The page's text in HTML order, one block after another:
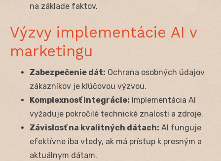
na základe faktov.
Výzvy implementácie AI v
marketingu
Zabezpečenie dát: Ochrana osobných údajov
zákazníkov je kľúčovou výzvou.
Komplexnosť integrácie: Implementácia AI
vyžaduje pokročilé technické znalosti a zdroje.
Závislosť na kvalitných dátach: AI funguje
efektívne iba vtedy, ak má prístup k presným a
aktuálnym dátam.